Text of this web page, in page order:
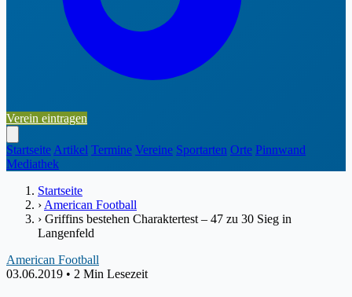
Verein eintragen
Startseite Artikel Termine Vereine Sportarten Orte Pinnwand
Mediathek
Startseite
› American Football
› Griffins bestehen Charaktertest – 47 zu 30 Sieg in
Langenfeld
American Football
03.06.2019 • 2 Min Lesezeit